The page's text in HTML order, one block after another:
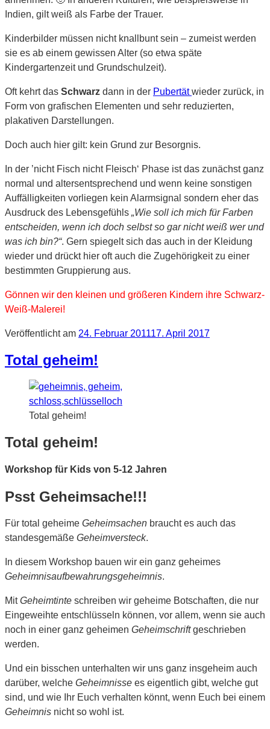
Indien, gilt weiß als Farbe der Trauer.
Kinderbilder müssen nicht knallbunt sein – zumeist werden
sie es ab einem gewissen Alter (so etwa späte
Kindergartenzeit und Grundschulzeit).
Oft kehrt das Schwarz dann in der Pubertätwieder zurück, in
Form von grafischen Elementen und sehr reduzierten,
plakativen Darstellungen.
Doch auch hier gilt: kein Grund zur Besorgnis.
In der ’nicht Fisch nicht Fleisch‘ Phase ist das zunächst ganz
normal und altersentsprechend und wenn keine sonstigen
Auffälligkeiten vorliegen kein Alarmsignal sondern eher das
Ausdruck des Lebensgefühls „Wie soll ich mich für Farben
entscheiden, wenn ich doch selbst so gar nicht weiß wer und
was ich bin?“. Gern spiegelt sich das auch in der Kleidung
wieder und drückt hier oft auch die Zugehörigkeit zu einer
bestimmten Gruppierung aus.
Gönnen wir den kleinen und größeren Kindern ihre Schwarz-
Weiß-Malerei!
Veröffentlicht am 24. Februar 201117. April 2017
Total geheim!
Total geheim!
Total geheim!
Workshop für Kids von 5-12 Jahren
Psst Geheimsache!!!
Für total geheime Geheimsachen braucht es auch das
standesgemäße Geheimversteck.
In diesem Workshop bauen wir ein ganz geheimes
Geheimnisaufbewahrungsgeheimnis.
MitGeheimtinte schreiben wir geheime Botschaften, die nur
Eingeweihte entschlüsseln können, vor allem, wenn sie auch
noch in einer ganz geheimen Geheimschriftgeschrieben
werden.
Und ein bisschen unterhalten wir uns ganz insgeheim auch
darüber, welche Geheimnisse es eigentlich gibt, welche gut
sind, und wie Ihr Euch verhalten könnt, wenn Euch bei einem
Geheimnis nicht so wohl ist.